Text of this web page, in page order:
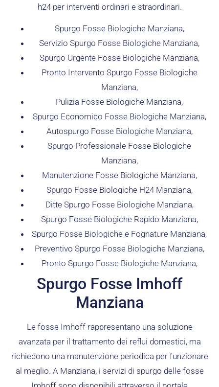
h24 per interventi ordinari e straordinari.
Spurgo Fosse Biologiche Manziana,
Servizio Spurgo Fosse Biologiche Manziana,
Spurgo Urgente Fosse Biologiche Manziana,
Pronto Intervento Spurgo Fosse Biologiche
Manziana,
Pulizia Fosse Biologiche Manziana,
Spurgo Economico Fosse Biologiche Manziana,
Autospurgo Fosse Biologiche Manziana,
Spurgo Professionale Fosse Biologiche
Manziana,
Manutenzione Fosse Biologiche Manziana,
Spurgo Fosse Biologiche H24 Manziana,
Ditte Spurgo Fosse Biologiche Manziana,
Spurgo Fosse Biologiche Rapido Manziana,
Spurgo Fosse Biologiche e Fognature Manziana,
Preventivo Spurgo Fosse Biologiche Manziana,
Pronto Spurgo Fosse Biologiche Manziana,
Spurgo Fosse Imhoff
Manziana
Le fosse Imhoff rappresentano una soluzione
avanzata per il trattamento dei reflui domestici, ma
richiedono una manutenzione periodica per funzionare
al meglio. A Manziana, i servizi di spurgo delle fosse